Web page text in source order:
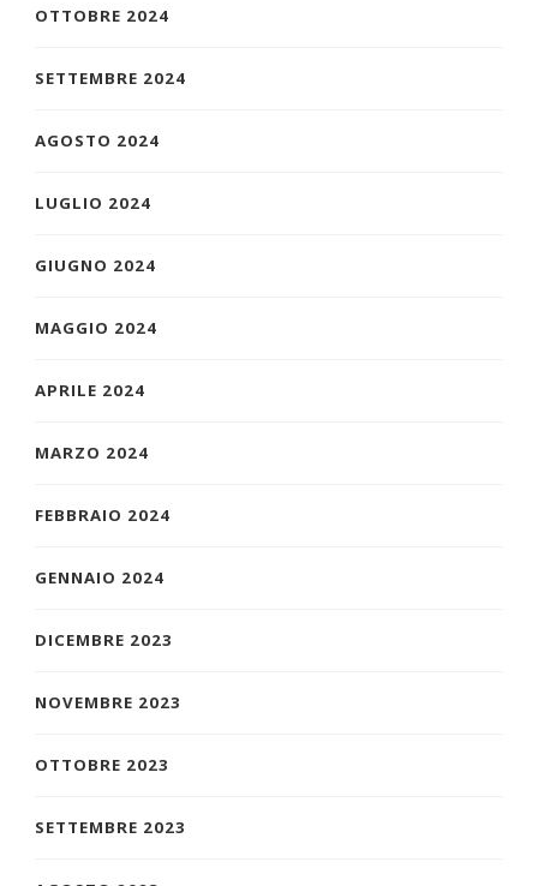
OTTOBRE 2024
SETTEMBRE 2024
AGOSTO 2024
LUGLIO 2024
GIUGNO 2024
MAGGIO 2024
APRILE 2024
MARZO 2024
FEBBRAIO 2024
GENNAIO 2024
DICEMBRE 2023
NOVEMBRE 2023
OTTOBRE 2023
SETTEMBRE 2023